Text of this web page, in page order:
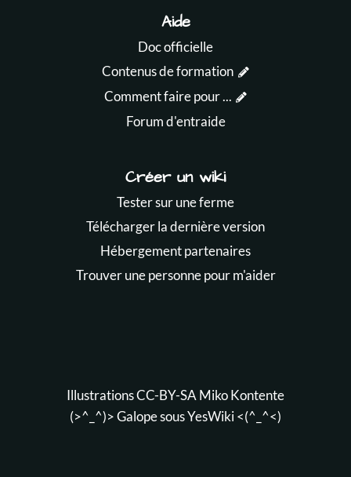
Aide
Doc officielle
Contenus de formation
Comment faire pour ...
Forum d'entraide
Créer un wiki
Tester sur une ferme
Télécharger la dernière version
Hébergement partenaires
Trouver une personne pour m'aider
Illustrations CC-BY-SA Miko Kontente
(>^_^)> Galope sousYesWiki<(^_^<)